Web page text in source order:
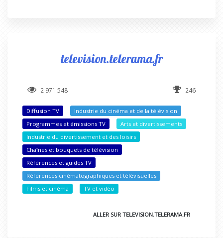
television.telerama.fr
2 971 548 246
Diffusion TV
Industrie du cinéma et de la télévision
Programmes et émissions TV
Arts et divertissements
Industrie du divertissement et des loisirs
Chaînes et bouquets de télévision
Références et guides TV
Références cinématographiques et télévisuelles
Films et cinéma
TV et vidéo
ALLER SUR TELEVISION.TELERAMA.FR